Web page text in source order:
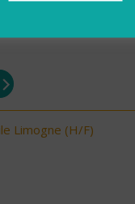
Limogne (H/F)